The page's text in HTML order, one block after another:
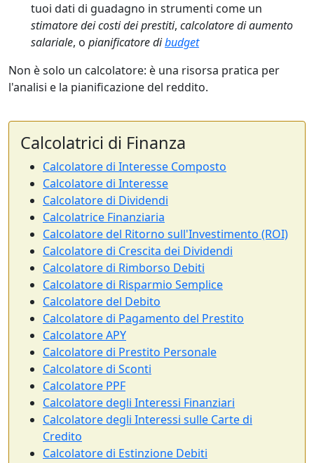
tuoi dati di guadagno in strumenti come un
stimatore dei costi dei prestiti, calcolatore di aumento
salariale, o pianificatore dibudget
Non è solo un calcolatore: è una risorsa pratica per
l'analisi e la pianificazione del reddito.
Calcolatrici di Finanza
Calcolatore di Interesse Composto
Calcolatore di Interesse
Calcolatore di Dividendi
Calcolatrice Finanziaria
Calcolatore del Ritorno sull'Investimento (ROI)
Calcolatore di Crescita dei Dividendi
Calcolatore di Rimborso Debiti
Calcolatore di Risparmio Semplice
Calcolatore del Debito
Calcolatore di Pagamento del Prestito
Calcolatore APY
Calcolatore di Prestito Personale
Calcolatore di Sconti
Calcolatore PPF
Calcolatore degli Interessi Finanziari
Calcolatore degli Interessi sulle Carte di
Credito
Calcolatore di Estinzione Debiti